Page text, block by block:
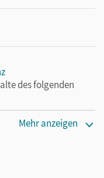
des folgenden
Mehr anzeigen